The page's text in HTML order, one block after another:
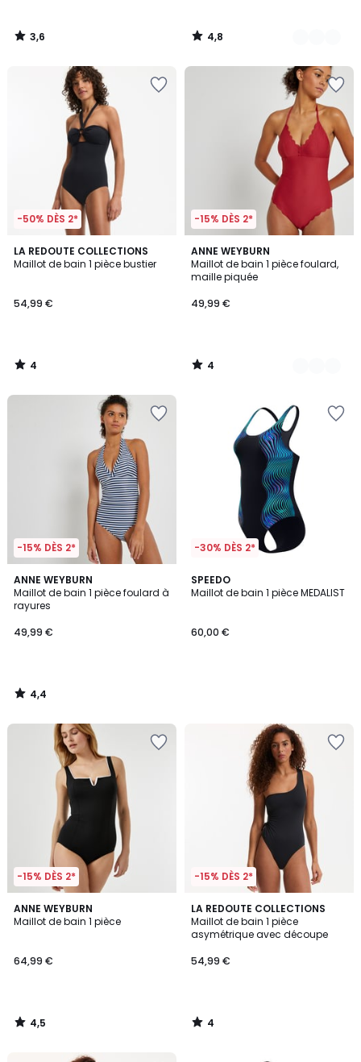
3,6
/
4,8
/
-50% DÈS 2*
LA REDOUTE COLLECTIONS
Maillot de bain 1 pièce bustier
54,99 €
4
/
4
/
-15% DÈS 2*
ANNE WEYBURN
Maillot de bain 1 pièce foulard,
maille piquée
49,99 €
4
/
5
2
Couleurs
4
/
-15% DÈS 2*
ANNE WEYBURN
Maillot de bain 1 pièce foulard à
rayures
49,99 €
4,4
/ 5
4,4
/
-30% DÈS 2*
SPEEDO
Maillot de bain 1 pièce MEDALIST
60,00 €
-15% DÈS 2*
ANNE WEYBURN
Maillot de bain 1 pièce
64,99 €
4,5
/ 5
4,5
/
-15% DÈS 2*
LA REDOUTE COLLECTIONS
Maillot de bain 1 pièce
asymétrique avec découpe
54,99 €
4
/
5
4
/